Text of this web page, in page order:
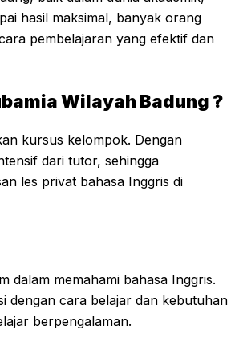
hasil maksimal, banyak orang
pembelajaran yang efektif dan
Wilayah Badung ?
kursus kelompok. Dengan
dari tutor, sehingga
les privat bahasa Inggris di
dalam memahami bahasa Inggris.
dengan cara belajar dan kebutuhan
berpengalaman.